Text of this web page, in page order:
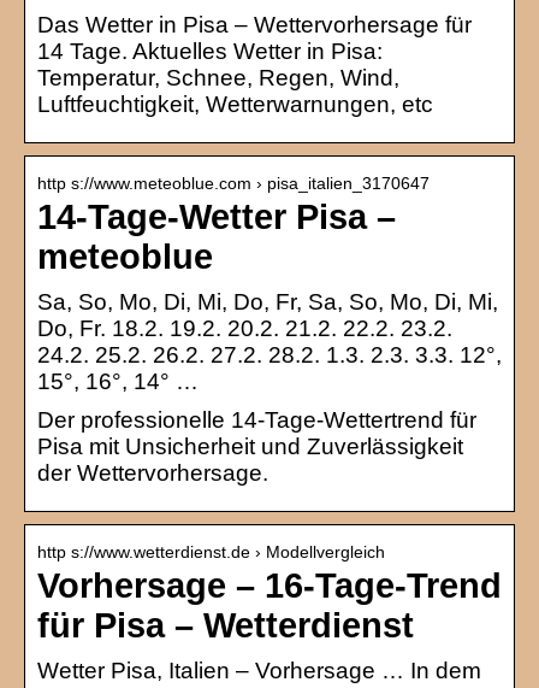
Das Wetter in Pisa – Wettervorhersage für
14 Tage. Aktuelles Wetter in Pisa:
Temperatur, Schnee, Regen, Wind,
Luftfeuchtigkeit, Wetterwarnungen, etc
http s://www.meteoblue.com › pisa_italien_3170647
14-Tage-Wetter Pisa –
meteoblue
Sa, So, Mo, Di, Mi, Do, Fr, Sa, So, Mo, Di, Mi,
Do, Fr. 18.2. 19.2. 20.2. 21.2. 22.2. 23.2.
24.2. 25.2. 26.2. 27.2. 28.2. 1.3. 2.3. 3.3. 12°,
15°, 16°, 14° …
Der professionelle 14-Tage-Wettertrend für
Pisa mit Unsicherheit und Zuverlässigkeit
der Wettervorhersage.
http s://www.wetterdienst.de › Modellvergleich
Vorhersage – 16-Tage-Trend
für Pisa – Wetterdienst
Wetter Pisa, Italien – Vorhersage … In dem